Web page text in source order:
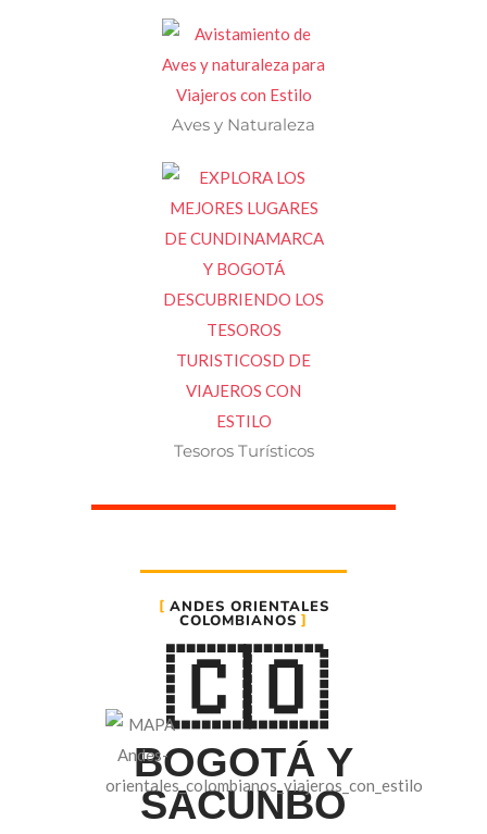
Aves y Naturaleza
Tesoros Turísticos
ANDES ORIENTALES
COLOMBIANOS
🇨🇴
BOGOTÁ Y
SACUNBO